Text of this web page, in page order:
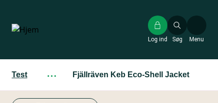
hovedindhold
Søg
Log ind Menu
Test ··· Fjällräven Keb Eco-Shell Jacket